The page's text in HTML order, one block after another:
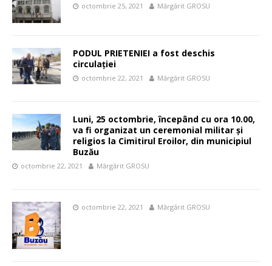
octombrie 25, 2021 Mărgărit GROSU
PODUL PRIETENIEI a fost deschis
circulației
octombrie 22, 2021 Mărgărit GROSU
Luni, 25 octombrie, începând cu ora 10.00,
va fi organizat un ceremonial militar şi
religios la Cimitirul Eroilor, din municipiul
Buzău
octombrie 22, 2021 Mărgărit GROSU
octombrie 22, 2021 Mărgărit GROSU